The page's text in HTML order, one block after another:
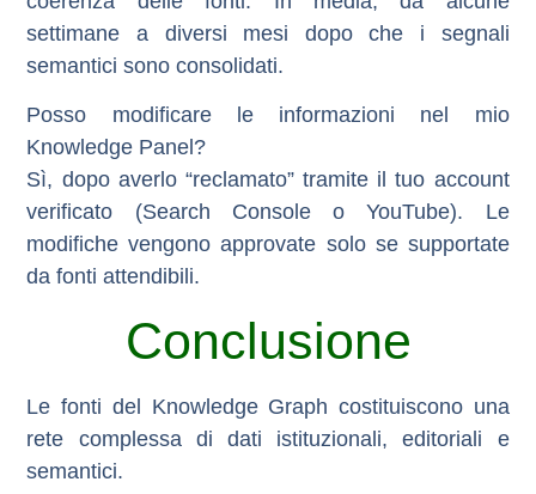
settimane a diversi mesi dopo che i segnali
semantici sono consolidati.
Posso modificare le informazioni nel mio
Knowledge Panel?
Sì, dopo averlo “reclamato” tramite il tuo account
verificato (Search Console o YouTube). Le
modifiche vengono approvate solo se supportate
da fonti attendibili.
Conclusione
Le fonti del Knowledge Graph costituiscono una
rete complessa di dati istituzionali, editoriali e
semantici.